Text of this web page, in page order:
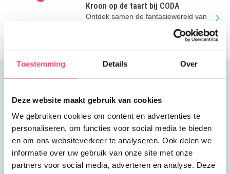
Toestemming Details Over
Deze website maakt gebruik van cookies
We gebruiken cookies om content en advertenties te
personaliseren, om functies voor social media te bieden
en om ons websiteverkeer te analyseren. Ook delen we
informatie over uw gebruik van onze site met onze
partners voor social media, adverteren en analyse. Deze
Kroon op de taart bij CODA
Ontdek samen de fantasiewereld van
illustrator Thé Tjong-Khing in CODA
Uitgelicht